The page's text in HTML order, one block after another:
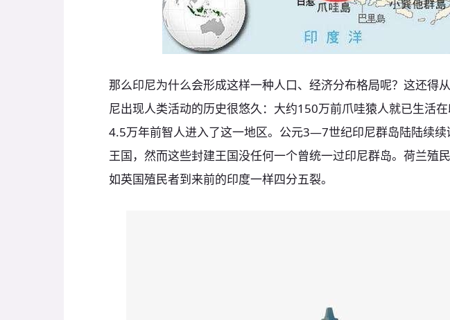
那么印尼为什么会形成这样一种人口、经济分布格局呢？这还得
尼出现人类活动的历史很悠久：大约150万前爪哇猿人就已生活
4.5万年前智人进入了这一地区。公元3—7世纪印尼群岛陆陆续续
王国，然而这些封建王国没任何一个曾统一过印尼群岛。荷兰殖
如英国殖民者到来前的印度一样四分五裂。